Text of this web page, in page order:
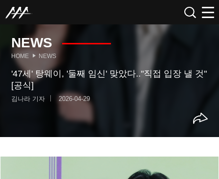
NEWS
HOME NEWS
'47세' 탕웨이, '둘째 임신' 맞았다.."직접 입장 낼 것"
[공식]
김나라 기자 2026-04-29